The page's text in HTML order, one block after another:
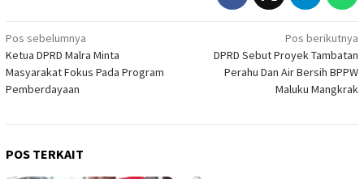
Navigasi
pos
Pos sebelumnya
Ketua DPRD Malra Minta
Masyarakat Fokus Pada Program
Pemberdayaan
Pos berikutnya
DPRD Sebut Proyek Tambatan
Perahu Dan Air Bersih BPPW
Maluku Mangkrak
POS TERKAIT